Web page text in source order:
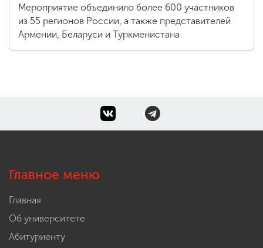
Мероприятие объединило более 600 участников
из 55 регионов России, а также представителей
Армении, Беларуси и Туркменистана
Главное меню
Главная
Об университете
Абитуриенту